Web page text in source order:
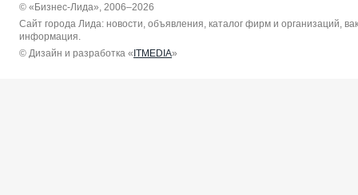
© «Бизнес-Лида», 2006–2026
Сайт города Лида: новости, объявления, каталог фирм и организаций,
информация.
© Дизайн и разработка «ITMEDIA»